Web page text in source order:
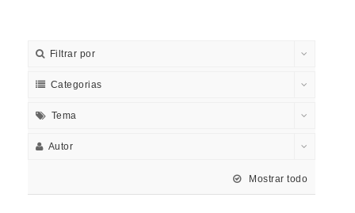
Filtrar por
Categorias
Tema
Autor
Mostrar todo